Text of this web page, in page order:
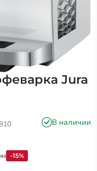
Jura
В наличии
-15%